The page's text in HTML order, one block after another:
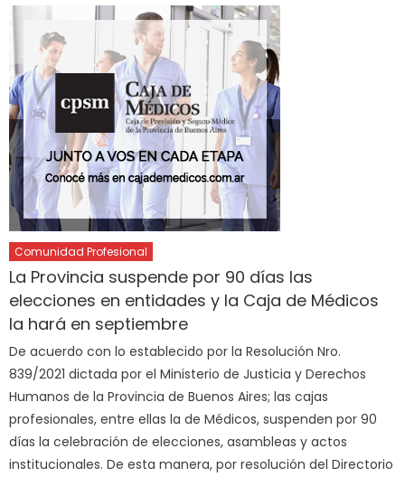
Comunidad Profesional
La Provincia suspende por 90 días las
elecciones en entidades y la Caja de Médicos
la hará en septiembre
De acuerdo con lo establecido por la Resolución Nro.
839/2021 dictada por el Ministerio de Justicia y Derechos
Humanos de la Provincia de Buenos Aires; las cajas
profesionales, entre ellas la de Médicos, suspenden por 90
días la celebración de elecciones, asambleas y actos
institucionales. De esta manera, por resolución del Directorio